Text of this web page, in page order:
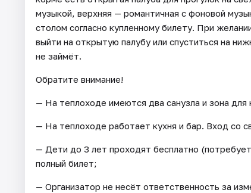
музыкой, верхняя — романтичная с фоновой
столом согласно купленному билету. При
выйти на открытую палубу или спуститься на
не займёт.
Обратите внимание!
— На теплоходе имеются два санузла и зона для
— На теплоходе работает кухня и бар. Вход со
— Дети до 3 лет проходят бесплатно
полный билет;
— Организатор не несёт ответственность за